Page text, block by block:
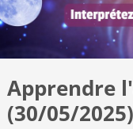
Apprendre
(30/05/2025)